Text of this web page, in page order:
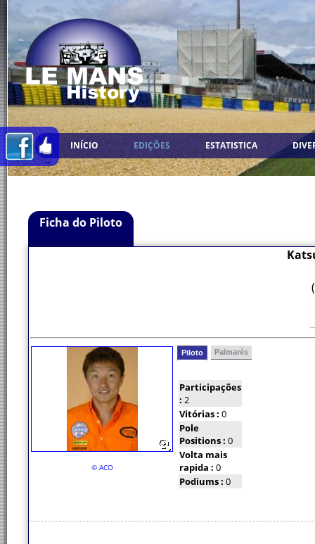
INÍCIO EDIÇÕES ESTATISTICA
Ficha do Piloto
© ACO
Piloto Palmarés
Participações
: 2
Vitórias : 0
Pole
Positions : 0
Volta mais
rapida : 0
Podiums : 0